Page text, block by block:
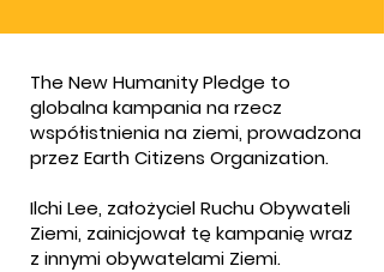
The New Humanity Pledge to
globalna kampania na rzecz
współistnienia na ziemi, prowadzona
przez Earth Citizens Organization.
Ilchi Lee, założyciel Ruchu Obywateli
Ziemi, zainicjował tę kampanię wraz
z innymi obywatelami Ziemi.